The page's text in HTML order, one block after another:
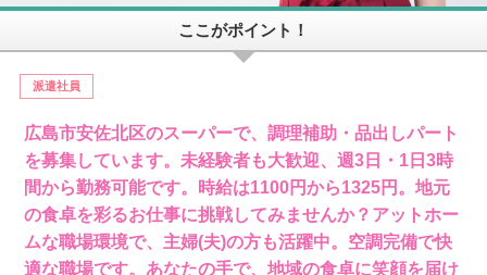
ここがポイント！
派遣社員
広島市安佐北区のスーパーで、調理補助・品出しパート
を募集しています。未経験者も大歓迎、週3日・1日3時
間から勤務可能です。時給は1100円から1325円。地元
の食卓を彩るお仕事に挑戦してみませんか？アットホー
ムな職場環境で、主婦(夫)の方も活躍中。空調完備で快
適な職場です。あなたの手で、地域の食卓に笑顔を届け